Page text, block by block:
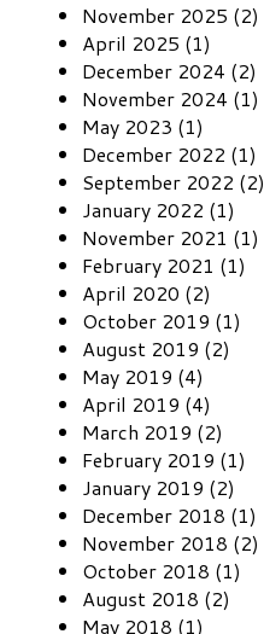
November 2025 (2)
April 2025 (1)
December 2024 (2)
November 2024 (1)
May 2023 (1)
December 2022 (1)
September 2022 (2)
January 2022 (1)
November 2021 (1)
February 2021 (1)
April 2020 (2)
October 2019 (1)
August 2019 (2)
May 2019 (4)
April 2019 (4)
March 2019 (2)
February 2019 (1)
January 2019 (2)
December 2018 (1)
November 2018 (2)
October 2018 (1)
August 2018 (2)
May 2018 (1)